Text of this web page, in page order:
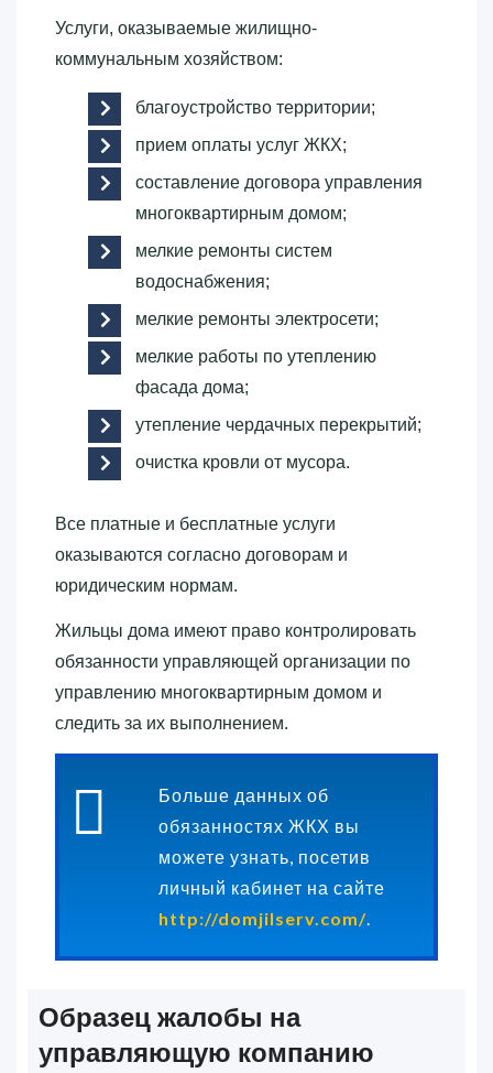
Услуги, оказываемые жилищно-
коммунальным хозяйством:
благоустройство территории;
прием оплаты услуг ЖКХ;
составление договора управления
многоквартирным домом;
мелкие ремонты систем
водоснабжения;
мелкие ремонты электросети;
мелкие работы по утеплению
фасада дома;
утепление чердачных перекрытий;
очистка кровли от мусора.
Все платные и бесплатные услуги
оказываются согласно договорам и
юридическим нормам.
Жильцы дома имеют право контролировать
обязанности управляющей организации по
управлению многоквартирным домом и
следить за их выполнением.
Больше данных об
обязанностях ЖКХ вы
можете узнать, посетив
личный кабинет на сайте
http://domjilserv.com/.
Образец жалобы на
управляющую компанию